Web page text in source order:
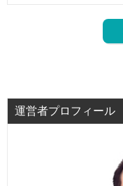
運営者プロフィール